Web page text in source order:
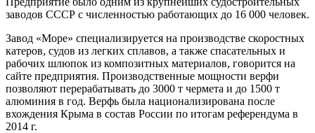
заводов СССР с численностью работающих до 16 000 человек.
Завод «Море» специализируется на производстве скоростных
катеров, судов из легких сплавов, а также спасательных и
рабочих шлюпок из композитных материалов, говорится на
сайте предприятия. Производственные мощности верфи
позволяют перерабатывать до 3000 т чермета и до 1500 т
алюминия в год. Верфь была национализирована после
вхождения Крыма в состав России по итогам референдума в
2014 г.